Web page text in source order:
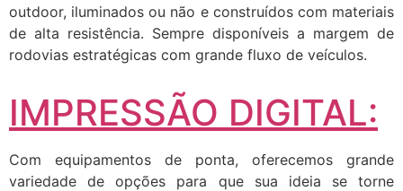
outdoor, iluminados ou não e construídos com materiais
de alta resistência. Sempre disponíveis a margem de
rodovias estratégicas com grande fluxo de veículos.
IMPRESSÃO DIGITAL:
Com equipamentos de ponta, oferecemos grande
variedade de opções para que sua ideia se torne